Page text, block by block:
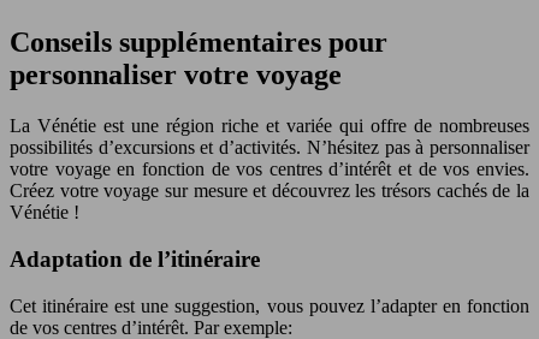
Conseils supplémentaires pour
personnaliser votre voyage
La Vénétie est une région riche et variée qui offre de nombreuses
possibilités d’excursions et d’activités. N’hésitez pas à personnaliser
votre voyage en fonction de vos centres d’intérêt et de vos envies.
Créez votre voyage sur mesure et découvrez les trésors cachés de la
Vénétie !
Adaptation de l’itinéraire
Cet itinéraire est une suggestion, vous pouvez l’adapter en fonction
de vos centres d’intérêt. Par exemple: